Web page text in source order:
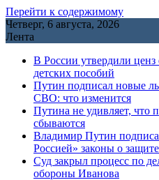
Перейти к содержимому
Четверг, 6 августа, 2026
Лента
В России утвердили ценз
детских пособий
Путин подписал новые
СВО: что изменится
Путина не удивляет, что
сбываются
Владимир Путин
Россией» законы о
Cуд закрыл процесс по
обороны Иванова